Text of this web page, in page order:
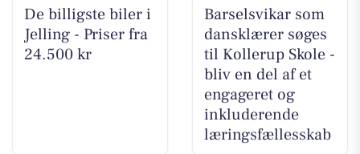
De billigste biler i
Jelling - Priser fra
24.500 kr
Barselsvikar som
dansklærer søges
til Kollerup Skole -
bliv en del af et
engageret og
inkluderende
læringsfællesskab